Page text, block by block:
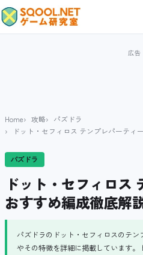
Home 攻略
パズドラ
ドット・セフィロス テンプレパーティ
パズドラ
ドット・セフィロス
おすすめ編成徹底解
パズドラのドット・セフィロスのテ
やその特徴を詳細に掲載しています